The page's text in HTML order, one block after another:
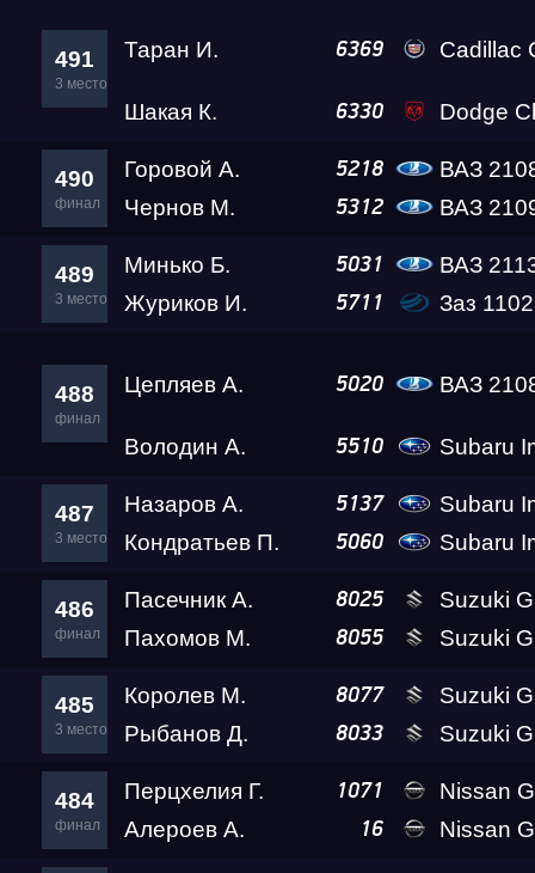
491
3 место
Таран И. 6369 Cadillac
Шакая К. 6330 Dodge
490
финал
Горовой А. 5218
ВАЗ 2108
Чернов М.
5312 ВАЗ
489
3 место
Минько Б. 5031
ВАЗ
Журиков И.
5711 Заз 1102
488
финал
Цепляев А. 5020 ВАЗ
Володин А. 5510 Subaru Impreza
487
3 место
Назаров А. 5137
Subaru
Кондратьев П.
5060 Subaru
486
финал
Пасечник А. 8025
Suzuki GSX-
Пахомов М.
8055 Suzuki GSX-
485
3 место
Королев М. 8077
Suzuki GSX-
Рыбанов Д.
8033 Suzuki GSX-
484
финал
Перцхелия Г. 1071
Nissan GTR (R35)
Алероев А.
16 Nissan GT-